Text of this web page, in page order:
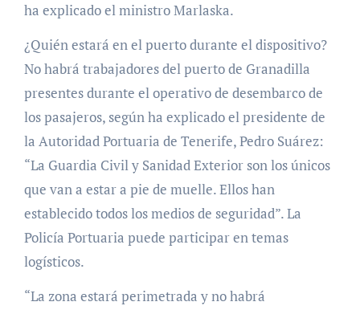
ha explicado el ministro Marlaska.
¿Quién estará en el puerto durante el dispositivo?
No habrá trabajadores del puerto de Granadilla
presentes durante el operativo de desembarco de
los pasajeros, según ha explicado el presidente de
la Autoridad Portuaria de Tenerife, Pedro Suárez:
“La Guardia Civil y Sanidad Exterior son los únicos
que van a estar a pie de muelle. Ellos han
establecido todos los medios de seguridad”. La
Policía Portuaria puede participar en temas
logísticos.
“La zona estará perimetrada y no habrá